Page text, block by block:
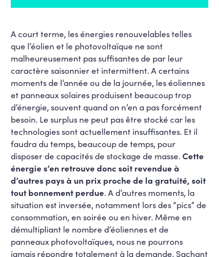
A court terme, les énergies renouvelables telles
que l’éolien et le photovoltaïque ne sont
malheureusement pas suffisantes de par leur
caractère saisonnier et intermittent. A certains
moments de l’année ou de la journée, les éoliennes
et panneaux solaires produisent beaucoup trop
d’énergie, souvent quand on n’en a pas forcément
besoin. Le surplus ne peut pas être stocké car les
technologies sont actuellement insuffisantes. Et il
faudra du temps, beaucoup de temps, pour
disposer de capacités de stockage de masse.Cette
énergie s’en retrouve donc soit revendue à
d’autres pays à un prix proche de la gratuité, soit
tout bonnement perdue. A d’autres moments, la
situation est inversée, notamment lors des “pics” de
consommation, en soirée ou en hiver. Même en
démultipliant le nombre d’éoliennes et de
panneaux photovoltaïques, nous ne pourrons
jamais répondre totalement à la demande. Sachant